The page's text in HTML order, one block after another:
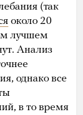
(так
около 20
лучшем
Анализ
однако все
в то время